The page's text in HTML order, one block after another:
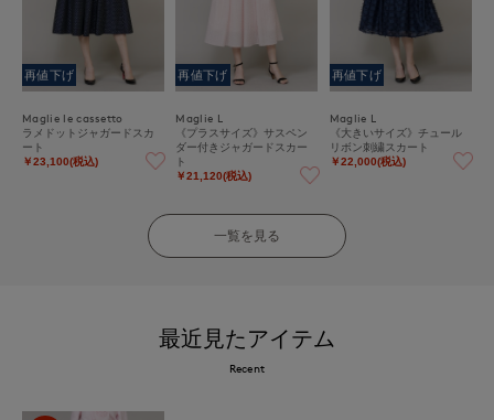
再値下げ
Maglie le cassetto
ラメドットジャガードスカ
ート
￥23,100(税込)
再値下げ
Maglie L
《プラスサイズ》サスペン
ダー付きジャガードスカー
ト
￥21,120(税込)
再値下げ
Maglie L
《大きいサイズ》チュール
リボン刺繍スカート
￥22,000(税込)
一覧を見る
最近見たアイテム
Recent